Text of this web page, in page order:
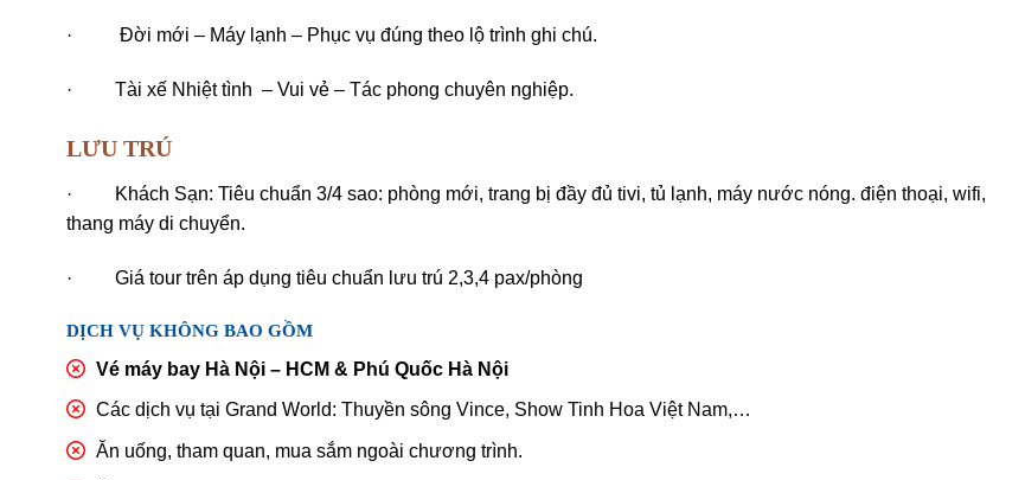
· Đời mới – Máy lạnh – Phục vụ đúng theo lộ trình ghi chú.
· Tài xế Nhiệt tình – Vui vẻ – Tác phong chuyên nghiệp.
LƯU TRÚ
· Khách Sạn: Tiêu chuẩn 3/4 sao: phòng mới, trang bị đầy đủ tivi, tủ lạnh, máy nước nóng. điện thoại, wifi,
thang máy di chuyển.
· Giá tour trên áp dụng tiêu chuẩn lưu trú 2,3,4 pax/phòng
DỊCH VỤ KHÔNG BAO GỒM
Vé máy bay Hà Nội – HCM & Phú Quốc Hà Nội
Các dịch vụ tại Grand World: Thuyền sông Vince, Show Tinh Hoa Việt Nam,…
Ăn uống, tham quan, mua sắm ngoài chương trình.